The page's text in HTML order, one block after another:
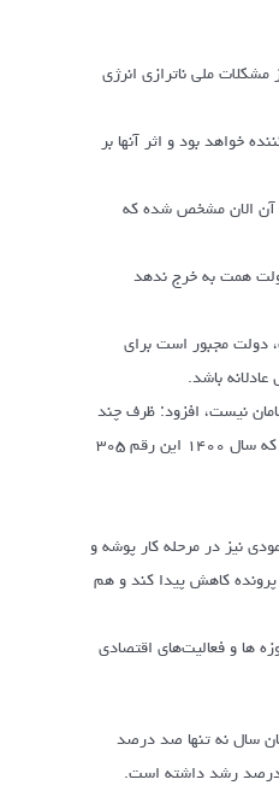
ملی ناترازی انرژی
خواهد بود و اثر آنها بر
آن الان مشخص شده که
اگر دولت همت به خرج ندهد
دولت مجبور است برای
باشد.
کشور به سامان نیست، افزود: ظرف چند
سال اخیر درآمد مالیاتی از درآمدهای نفتی پیشی گرفته است، سال گذشته درآمدهای مالیاتی ۴۷۰ هزار میلیارد تومان بود در حالی که سال ۱۴۰۰ این رقم ۳۰۵
نیز در مرحله کار پوشه و
کاهش پیدا کند و هم
ها و فعالیت‌های اقتصادی
تا پایان سال نه تنها صد درصد